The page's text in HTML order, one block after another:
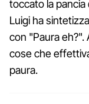
toccato la pancia
Luigi ha
con "Paura
cose che
paura.